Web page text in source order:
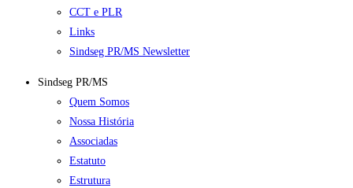
CCT e PLR
Links
Sindseg PR/MS Newsletter
Sindseg PR/MS
Quem Somos
Nossa História
Associadas
Estatuto
Estrutura